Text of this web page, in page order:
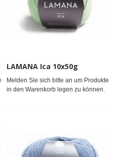
LAMANA Ica 10x50g
Melden Sie sich bitte an um Produkte
in den Warenkorb legen zu können.